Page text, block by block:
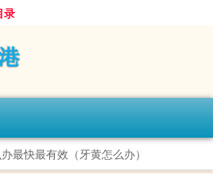
录
最快最有效（牙黄怎么办）